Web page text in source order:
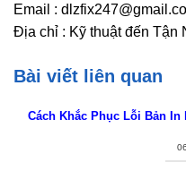
Email :
Địa chỉ : Kỹ thuật đến Tận
Bài viết liên quan
Cách Khắc Phục Lỗi Bản In